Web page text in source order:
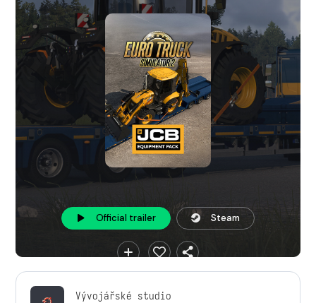
Official trailer Steam
Vývojářské studio